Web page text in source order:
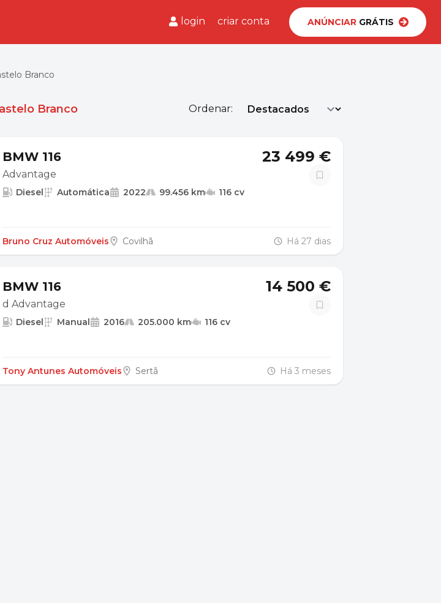
login criar conta ANÚNCIARGRÁTIS
Branco
Branco Ordenar:
BMW 116
Advantage
23 499 €
Diesel Automática 2022 99.456 km 116 cv
Bruno Cruz Automóveis Covilhã Há 27 dias
BMW 116
d Advantage
14 500 €
Diesel Manual 2016 205.000 km 116 cv
Tony Antunes Automóveis Sertã Há 3 meses